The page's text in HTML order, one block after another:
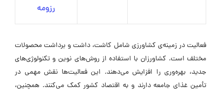
رزومه
فعالیت در زمینه‌ی کشاورزی شامل کاشت، داشت و برداشت محصولات
مختلف است. کشاورزان با استفاده از روش‌های نوین و تکنولوژی‌های
جدید، بهره‌وری را افزایش می‌دهند. این فعالیت‌ها نقش مهمی در
تأمین غذای جامعه دارند و به اقتصاد کشور کمک می‌کنند. همچنین،